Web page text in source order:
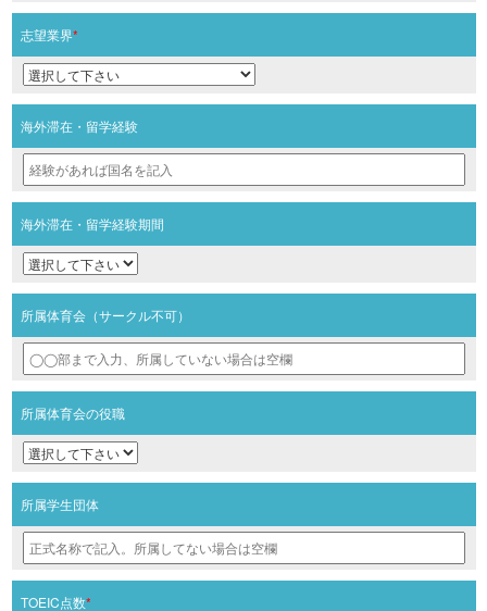
志望業界*
海外滞在・留学経験
海外滞在・留学経験期間
所属体育会（サークル不可）
所属体育会の役職
所属学生団体
TOEIC点数*